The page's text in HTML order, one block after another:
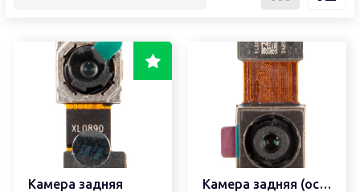
Камера задняя Камера задняя (основная)